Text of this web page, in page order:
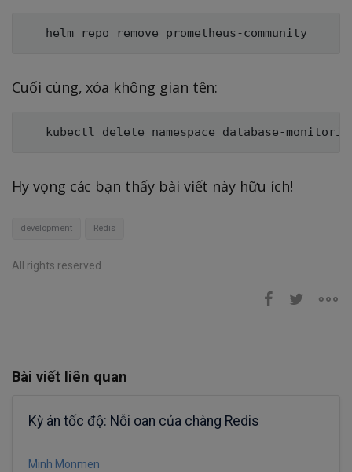
Cuối cùng, xóa không gian tên:
Hy vọng các bạn thấy bài viết này hữu ích!
development Redis
All rights reserved
Bài viết liên quan
Kỳ án tốc độ: Nỗi oan của chàng Redis
Minh Monmen